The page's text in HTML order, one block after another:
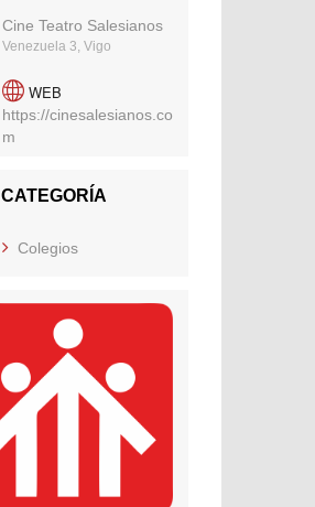
Cine Teatro Salesianos
Venezuela 3, Vigo
WEB
https://cinesalesianos.co
m
CATEGORÍA
Colegios